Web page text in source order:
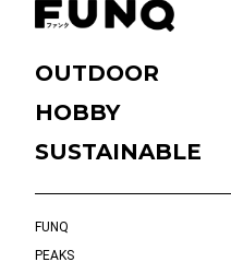
OUTDOOR
HOBBY
SUSTAINABLE
FUNQ
PEAKS